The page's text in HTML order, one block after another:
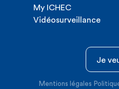
My ICHEC
Vidéosurveillance
Je
Mentions légales